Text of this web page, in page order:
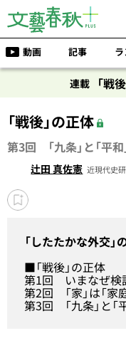
動画 記事
連載 「戦
「戦後」の正体
第3回 「九条」と「平
辻田 真佐憲 近現代史
「したたかな外交」
■「戦後」の正体
第1回 いまなぜ検
第2回 「家」は「
第3回 「九条」と